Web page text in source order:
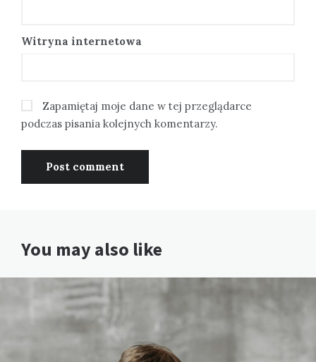
Witryna internetowa
Zapamiętaj moje dane w tej przeglądarce
podczas pisania kolejnych komentarzy.
You may also like